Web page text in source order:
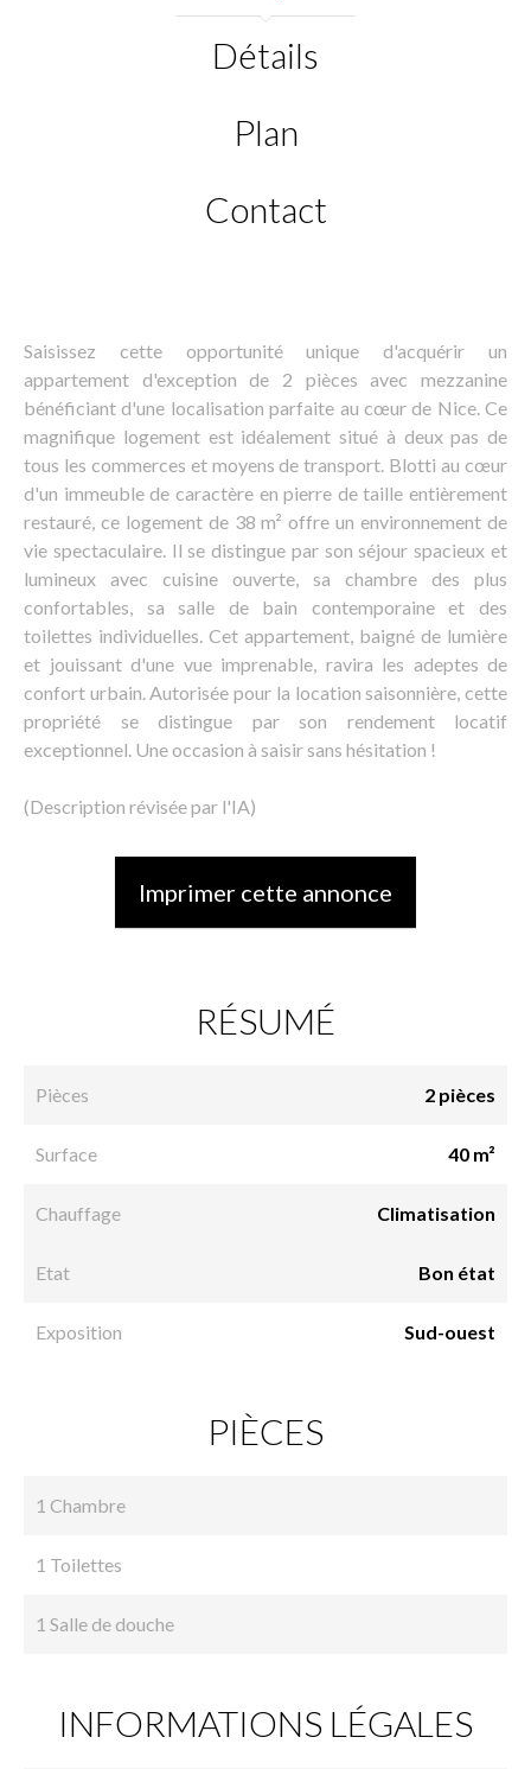
Détails
Plan
Contact
Saisissez cette opportunité unique d'acquérir un
appartement d'exception de 2 pièces avec mezzanine
bénéficiant d'une localisation parfaite au cœur de Nice. Ce
magnifique logement est idéalement situé à deux pas de
tous les commerces et moyens de transport. Blotti au cœur
d'un immeuble de caractère en pierre de taille entièrement
restauré, ce logement de 38 m² offre un environnement de
vie spectaculaire. Il se distingue par son séjour spacieux et
lumineux avec cuisine ouverte, sa chambre des plus
confortables, sa salle de bain contemporaine et des
toilettes individuelles. Cet appartement, baigné de lumière
et jouissant d'une vue imprenable, ravira les adeptes de
confort urbain. Autorisée pour la location saisonnière, cette
propriété se distingue par son rendement locatif
exceptionnel. Une occasion à saisir sans hésitation !
(Description révisée par l'IA)
Imprimer cette annonce
RÉSUMÉ
Pièces 2 pièces
Surface 40 m²
Chauffage Climatisation
Etat Bon état
Exposition Sud-ouest
PIÈCES
1 Chambre
1 Toilettes
1 Salle de douche
INFORMATIONS LÉGALES